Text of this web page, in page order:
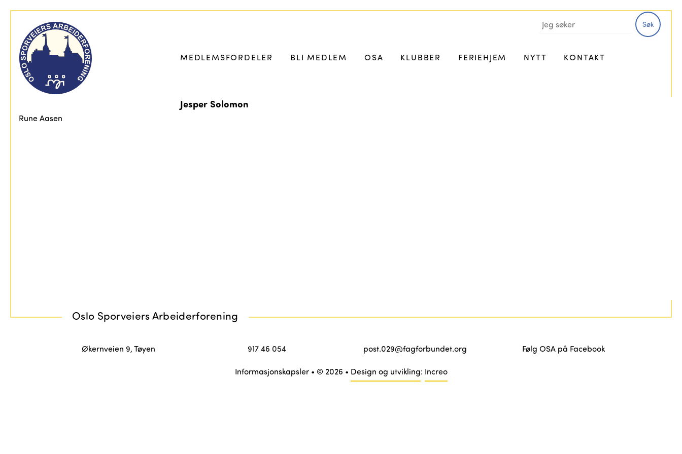
MEDLEMSFORDELER BLI MEDLEM OSA KLUBBER FERIEHJEM NYTT KONTAKT
Søk
Rune Aasen
Jesper Solomon
Økernveien 9, Tøyen 917 46 054 post.029@fagforbundet.org Følg OSA på Facebook
Informasjonskapsler• © 2026 • Design og utvikling: Increo